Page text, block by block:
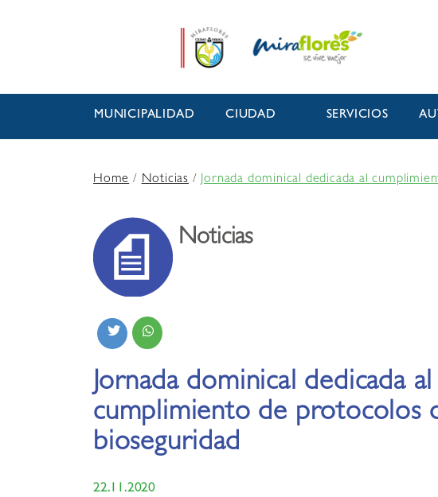
MUNICIPALIDAD CIUDAD SERVICIOS
Home/Noticias / Jornada dominical dedicada al
Noticias
Jornada dominical dedicada al
cumplimiento de protocolos
bioseguridad
22.11.2020